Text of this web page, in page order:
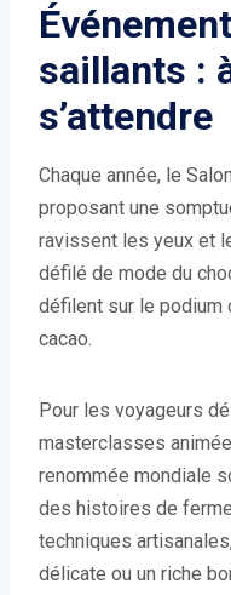
saillants :
s’attendre
Chaque année, le
proposant une
ravissent les yeux et
défilé de mode du
défilent sur le podium
cacao.
Pour les voyageurs
masterclasses
renommée mondiale
des histoires de
techniques
délicate ou un riche